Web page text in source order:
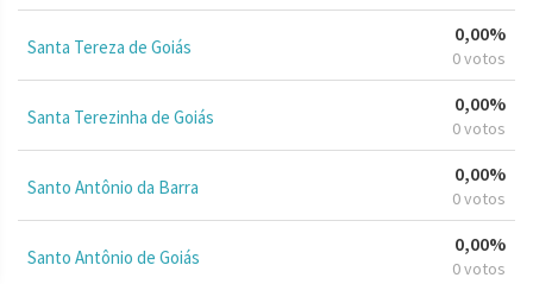
Santa Tereza de Goiás
0,00%
0 votos
Santa Terezinha de Goiás
0,00%
0 votos
Santo Antônio da Barra
0,00%
0 votos
Santo Antônio de Goiás
0,00%
0 votos